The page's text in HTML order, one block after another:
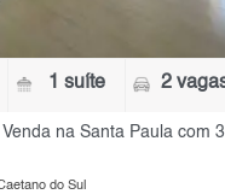
1 suíte 2
na Santa Paula com
do Sul